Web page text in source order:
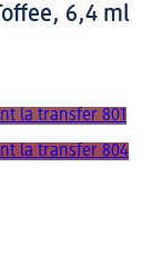
6,4 ml
la transfer 801
la transfer 804